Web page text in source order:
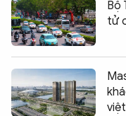
Bộ
tử
việt